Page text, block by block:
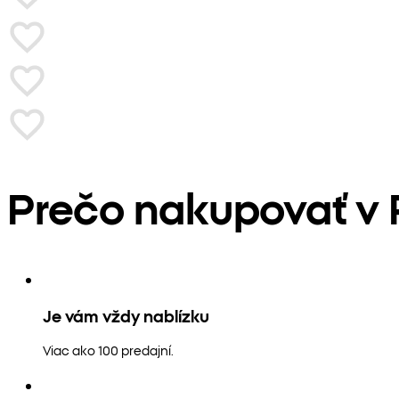
Prečo nakupovať v
Je vám vždy nablízku
Viac ako 100 predajní.